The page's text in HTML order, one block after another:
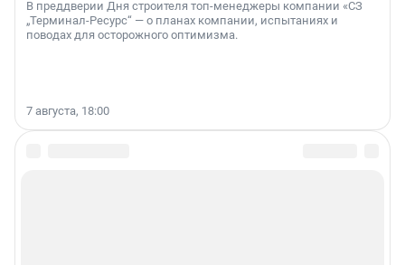
В преддверии Дня строителя топ-менеджеры компании «СЗ
„Терминал-Ресурс“ — о планах компании, испытаниях и
поводах для осторожного оптимизма.
7 августа, 18:00